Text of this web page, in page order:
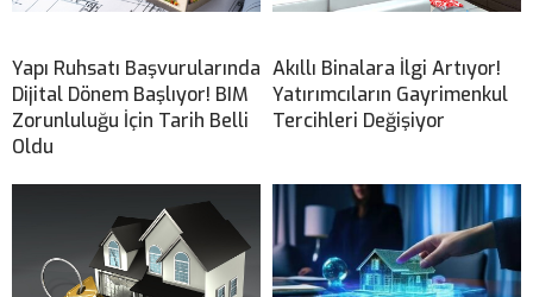
Yapı Ruhsatı Başvurularında
Dijital Dönem Başlıyor! BIM
Zorunluluğu İçin Tarih Belli
Oldu
Akıllı Binalara İlgi Artıyor!
Yatırımcıların Gayrimenkul
Tercihleri Değişiyor